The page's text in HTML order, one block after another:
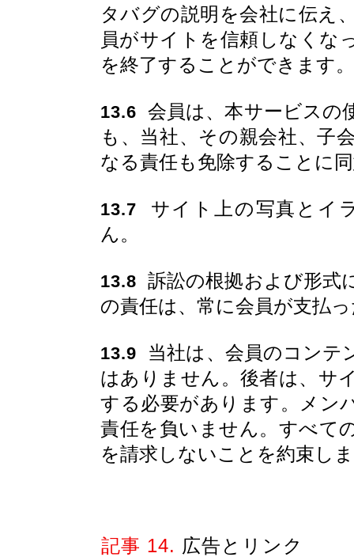
タバグの説明を会社に伝え
員がサイトを信頼しなくな
を終了することができます。
13.6 会員は、本サービスの
も、当社、その親会社、子
なる責任も免除することに
13.7 サイト上の写真とイ
ん。
13.8 訴訟の根拠および形式
の責任は、常に会員が支払
13.9 当社は、会員のコンテ
はありません。後者は、サ
する必要があります。メン
責任を負いません。すべて
を請求しないことを約束し
記事 14. 広告とリンク